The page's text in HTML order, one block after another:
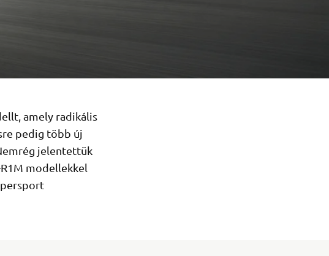
amely radikális
pedig több új
jelentettük
R1M modellekkel